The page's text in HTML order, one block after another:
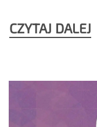
CZYTAJ DALEJ